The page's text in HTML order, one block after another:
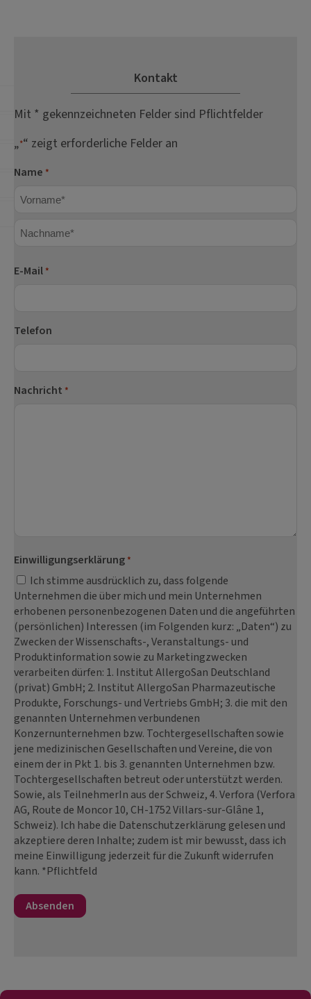
Kontakt
Mit * gekennzeichneten Felder sind Pflichtfelder
„*“ zeigt erforderliche Felder an
Name *
E-Mail *
Telefon
Nachricht *
Einwilligungserklärung *
Ich stimme ausdrücklich zu, dass folgende
Unternehmen die über mich und mein Unternehmen
erhobenen personenbezogenen Daten und die angeführten
(persönlichen) Interessen (im Folgenden kurz: „Daten“) zu
Zwecken der Wissenschafts-, Veranstaltungs- und
Produktinformation sowie zu Marketingzwecken
verarbeiten dürfen: 1. Institut AllergoSan Deutschland
(privat) GmbH; 2. Institut AllergoSan Pharmazeutische
Produkte, Forschungs- und Vertriebs GmbH; 3. die mit den
genannten Unternehmen verbundenen
Konzernunternehmen bzw. Tochtergesellschaften sowie
jene medizinischen Gesellschaften und Vereine, die von
einem der in Pkt 1. bis 3. genannten Unternehmen bzw.
Tochtergesellschaften betreut oder unterstützt werden.
Sowie, als TeilnehmerIn aus der Schweiz, 4. Verfora (Verfora
AG, Route de Moncor 10, CH-1752 Villars-sur-Glâne 1,
Schweiz). Ich habe die Datenschutzerklärung gelesen und
akzeptiere deren Inhalte; zudem ist mir bewusst, dass ich
meine Einwilligung jederzeit für die Zukunft widerrufen
kann. *Pflichtfeld